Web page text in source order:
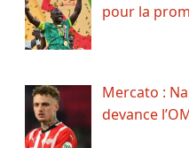
pour la
Mercato :
devance